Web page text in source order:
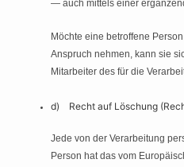
— auch mittels einer
Möchte eine betroffene
Anspruch nehmen, kann sie
Mitarbeiter des für die
d) Recht auf Löschung
Jede von der Verarbeitung
Person hat das vom